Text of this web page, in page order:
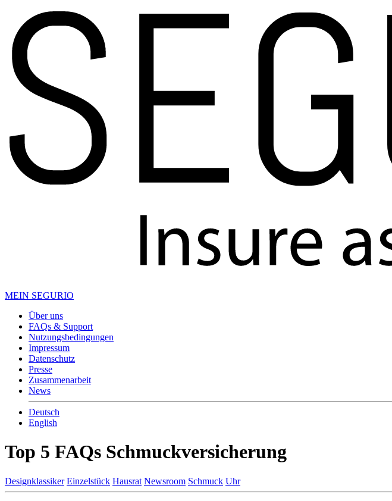
MEIN SEGURIO
Über uns
FAQs & Support
Nutzungsbedingungen
Impressum
Datenschutz
Presse
Zusammenarbeit
News
Deutsch
English
Top 5 FAQs Schmuckversicherung
Designklassiker Einzelstück Hausrat Newsroom Schmuck Uhr